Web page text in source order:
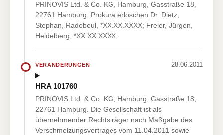
PRINOVIS Ltd. & Co. KG, Hamburg, Gasstraße 18,
22761 Hamburg. Prokura erloschen Dr. Dietz,
Stephan, Radebeul, *XX.XX.XXXX; Freier, Jürgen,
Heidelberg, *XX.XX.XXXX.
VERÄNDERUNGEN 28.06.2011
HRA 101760
PRINOVIS Ltd. & Co. KG, Hamburg, Gasstraße 18,
22761 Hamburg. Die Gesellschaft ist als
übernehmender Rechtsträger nach Maßgabe des
Verschmelzungsvertrages vom 11.04.2011 sowie